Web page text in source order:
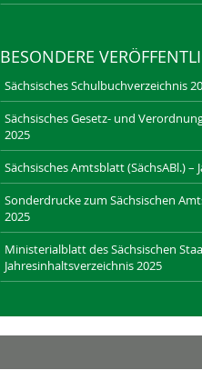
BESONDERE
Sächsisches Schulbuchverzeichnis
Sächsisches Gesetz- und
2025
Sächsisches Amtsblatt (SächsABl.)
Sonderdrucke zum Sächsischen
2025
Ministerialblatt des Sächsischen
Jahresinhaltsverzeichnis 2025